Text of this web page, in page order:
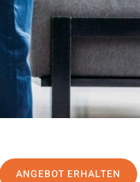
ANGEBOT ERHALTEN